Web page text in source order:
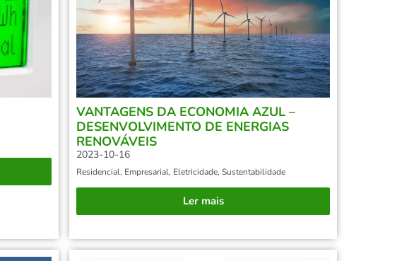
VANTAGENS DA ECONOMIA AZUL –
DESENVOLVIMENTO DE ENERGIAS
RENOVÁVEIS
2023-10-16
Residencial, Empresarial, Eletricidade, Sustentabilidade
Ler mais